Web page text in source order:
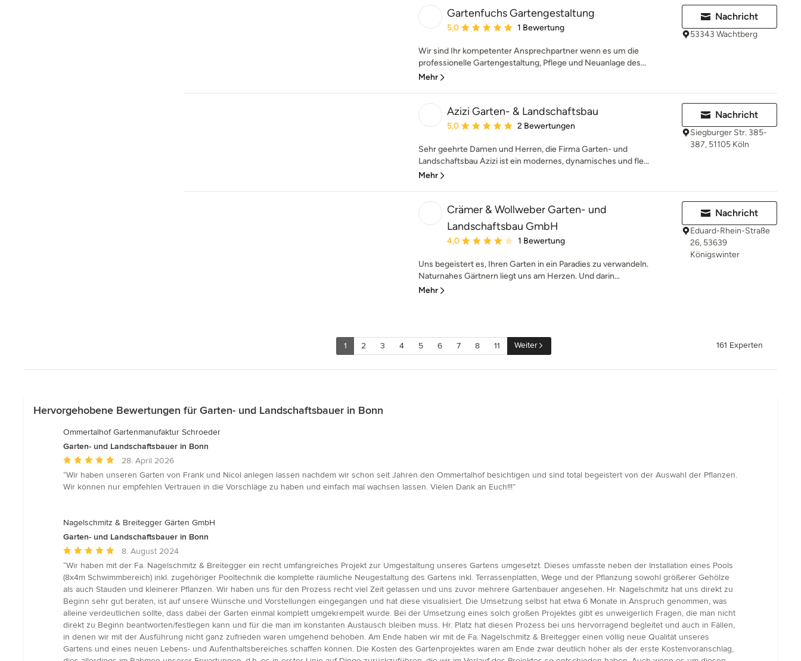
Gartenfuchs Gartengestaltung
Durchschnittliche Bewertung: 5 von 5 Sternen
5,0 1 Bewertung
Wir sind Ihr kompetenter Ansprechpartner wenn es um die
professionelle Gartengestaltung, Pflege und Neuanlage des...
Mehr
Nachricht
53343 Wachtberg
Azizi Garten- & Landschaftsbau
Durchschnittliche Bewertung: 5 von 5 Sternen
5,0 2 Bewertungen
Sehr geehrte Damen und Herren, die Firma Garten- und
Landschaftsbau Azizi ist ein modernes, dynamisches und fle...
Mehr
Nachricht
Siegburger Str. 385-
387, 51105 Köln
Crämer & Wollweber Garten- und
Landschaftsbau GmbH
Durchschnittliche Bewertung: 4 von 5 Sternen
4,0 1 Bewertung
Uns begeistert es, Ihren Garten in ein Paradies zu verwandeln.
Naturnahes Gärtnern liegt uns am Herzen. Und darin...
Mehr
Nachricht
Eduard-Rhein-Straße
26, 53639
Königswinter
1 2 3 4 5 6 7 8 11 Weiter 161 Experten
Hervorgehobene Bewertungen für Garten- und Landschaftsbauer in Bonn
Ommertalhof Gartenmanufaktur Schroeder
Garten- und Landschaftsbauer in Bonn
Durchschnittliche
Bewertung:
5
Sternen
28. April 2026
“Wir haben unseren Garten von Frank und Nicol anlegen lassen nachdem wir schon seit Jahren den Ommertalhof besichtigen und sind total begeistert von der Auswahl der Pflanzen.
Wir können nur empfehlen Vertrauen in die Vorschläge zu haben und einfach mal wachsen lassen. Vielen Dank an Euch!!!”
Nagelschmitz & Breitegger Gärten GmbH
Garten- und Landschaftsbauer in Bonn
Durchschnittliche
Bewertung:
5
von
5
Sternen
8. August 2024
“Wir haben mit der Fa. Nagelschmitz & Breitegger ein recht umfangreiches Projekt zur Umgestaltung unseres Gartens umgesetzt. Dieses umfasste neben der Installation eines Pools
(8x4m Schwimmbereich) inkl. zugehöriger Pooltechnik die komplette räumliche Neugestaltung des Gartens inkl. Terrassenplatten, Wege und der Pflanzung sowohl größerer Gehölze
als auch Stauden und kleinerer Pflanzen. Wir haben uns für den Prozess recht viel Zeit gelassen und uns zuvor mehrere Gartenbauer angesehen. Hr. Nagelschmitz hat uns direkt zu
Beginn sehr gut beraten, ist auf unsere Wünsche und Vorstellungen eingegangen und hat diese visualisiert. Die Umsetzung selbst hat etwa 6 Monate in Anspruch genommen, was
alleine verdeutlichen sollte, dass dabei der Garten einmal komplett umgekrempelt wurde. Bei der Umsetzung eines solch großen Projektes gibt es unweigerlich Fragen, die man nicht
direkt zu Beginn beantworten/festlegen kann und für die man im konstanten Austausch bleiben muss. Hr. Platz hat diesen Prozess bei uns hervorragend begleitet und auch in Fällen,
in denen wir mit der Ausführung nicht ganz zufrieden waren umgehend behoben. Am Ende haben wir mit de Fa. Nagelschmitz & Breitegger einen völlig neue Qualität unseres
Gartens und eines neuen Lebens- und Aufenthaltsbereiches schaffen können. Die Kosten des Gartenprojektes waren am Ende zwar deutlich höher als der erste Kostenvoranschlag,